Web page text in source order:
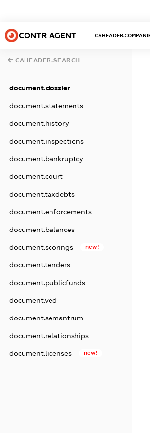
CONTR AGENT
CAHEADER.SEARCH
document.dossier
document.statements
document.history
document.inspections
document.bankruptcy
document.court
document.taxdebts
document.enforcements
document.balances
document.scorings new!
document.tenders
document.publicfunds
document.ved
document.semantrum
document.relationships
document.licenses new!